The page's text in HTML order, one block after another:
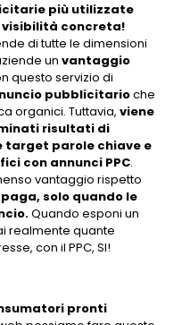
più utilizzate
concreta!
di tutte le dimensioni
un vantaggio
questo servizio di
pubblicitarioche
organici. Tuttavia, viene
risultati di
target parole chiave e
con annunci PPC.
vantaggio rispetto
paga, solo quando le
Quando esponi un
realmente quante
con il PPC, SI!
pronti